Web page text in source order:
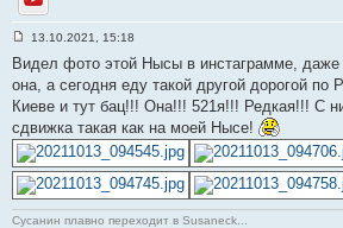
YouTube
о
о
б
щ
н
и
е
#
3
13.10.2021, 15:18
Видел фото этой Нысы в инстаграмме, даже
она, а сегодня еду такой другой дорогой
Киеве и тут бац!!! Она!!! 521я!!! Редкая!!! С
сдвижка такая как на моей Нысе!
Сусанин плавно переходит в Susaneck...